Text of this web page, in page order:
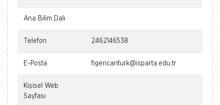
Ana Bilim Dalı
Telefon 2462146538
E-Posta figencanturk@isparta.edu.tr
Kişisel Web
Sayfası